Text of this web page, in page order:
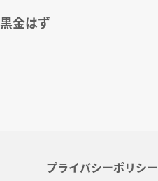
黒金はず
プライバシーポリシー